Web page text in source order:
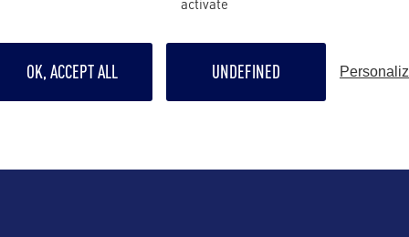
Julie.Arrison-
activate
OK, ACCEPT ALL UNDEFINED